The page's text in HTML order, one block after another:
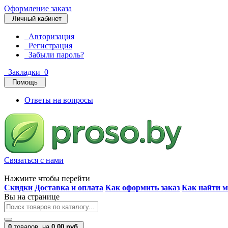
Оформление заказа
Личный кабинет
Авторизация
Регистрация
Забыли пароль?
Закладки 0
Помощь
Ответы на вопросы
Связаться с нами
Нажмите чтобы перейти
Скидки Доставка и оплата Как оформить заказ Как найти
Вы на странице